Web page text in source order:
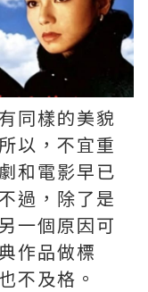
同樣的美貌
以，不宜重
和電影早已
過，除了是
一個原因可
作品做標
不及格。